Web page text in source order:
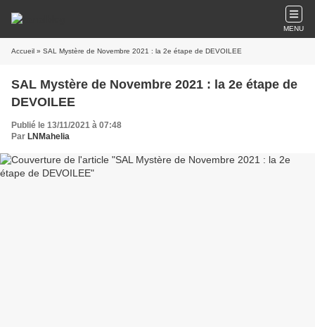
MENU
Accueil » SAL Mystère de Novembre 2021 : la 2e étape de DEVOILEE
SAL Mystère de Novembre 2021 : la 2e étape de
DEVOILEE
Publié le 13/11/2021 à 07:48
Par LNMahelia